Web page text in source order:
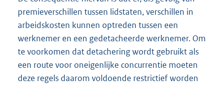
premieverschillen tussen lidstaten, verschillen in
arbeidskosten kunnen optreden tussen een
werknemer en een gedetacheerde werknemer. Om
te voorkomen dat detachering wordt gebruikt als
een route voor oneigenlijke concurrentie moeten
deze regels daarom voldoende restrictief worden